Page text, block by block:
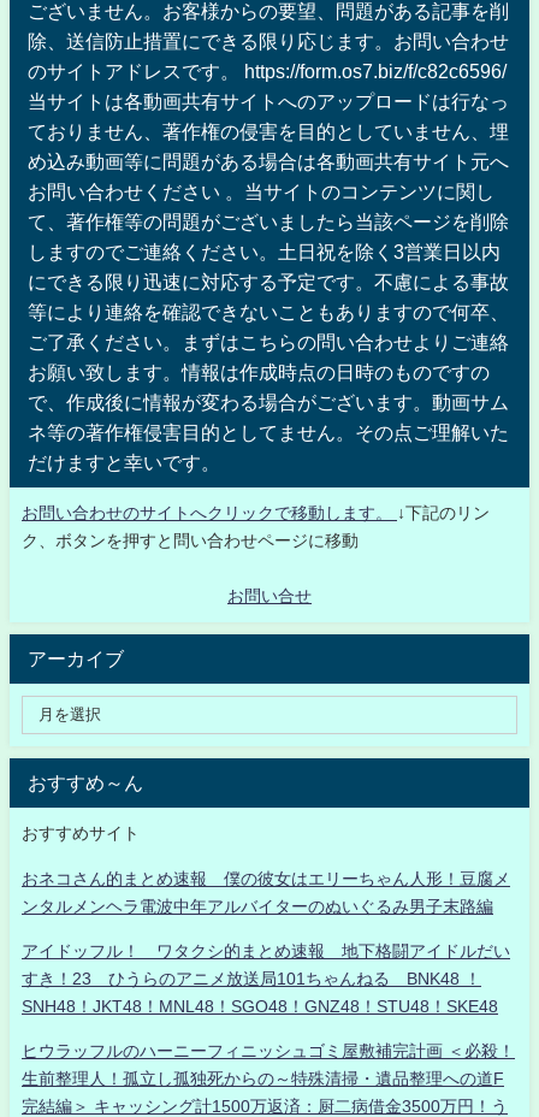
ございません。お客様からの要望、問題がある記事を削
除、送信防止措置にできる限り応じます。お問い合わせ
のサイトアドレスです。 https://form.os7.biz/f/c82c6596/
当サイトは各動画共有サイトへのアップロードは行なっ
ておりません、著作権の侵害を目的としていません、埋
め込み動画等に問題がある場合は各動画共有サイト元へ
お問い合わせください 。当サイトのコンテンツに関し
て、著作権等の問題がございましたら当該ページを削除
しますのでご連絡ください。土日祝を除く3営業日以内
にできる限り迅速に対応する予定です。不慮による事故
等により連絡を確認できないこともありますので何卒、
ご了承ください。まずはこちらの問い合わせよりご連絡
お願い致します。情報は作成時点の日時のものですの
で、作成後に情報が変わる場合がございます。動画サム
ネ等の著作権侵害目的としてません。その点ご理解いた
だけますと幸いです。
お問い合わせのサイトへクリックで移動します。
↓下記のリン
ク、ボタンを押すと問い合わせページに移動
お問い合せ
アーカイブ
おすすめ～ん
おすすめサイト
おネコさん的まとめ速報 僕の彼女はエリーちゃん人形！豆腐メ
ンタルメンヘラ電波中年アルバイターのぬいぐるみ男子末路編
アイドッフル！ ワタクシ的まとめ速報 地下格闘アイドルだい
すき！23 ひうらのアニメ放送局101ちゃんねる BNK48 ！
SNH48！JKT48！MNL48！SGO48！GNZ48！STU48！SKE48
ヒウラッフルのハーニーフィニッシュゴミ屋敷補完計画 ＜必殺！
生前整理人！孤立し孤独死からの～特殊清掃・遺品整理への道F
完結編＞ キャッシング計1500万返済：厨二病借金3500万円！う